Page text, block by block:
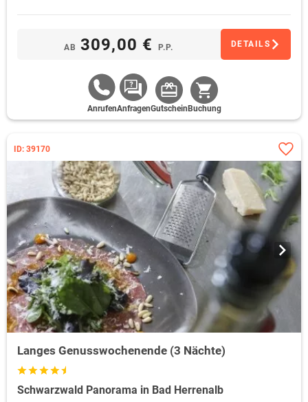
AB 309,00 € P.P. DETAILS
AnrufenAnfragenGutschein Buchung
ID: 39170
Langes Genusswochenende (3 Nächte)
Schwarzwald Panorama in Bad Herrenalb